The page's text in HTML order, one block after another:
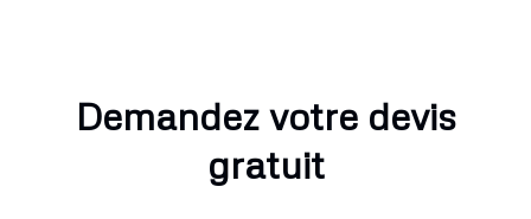
Demandez votre devis
gratuit